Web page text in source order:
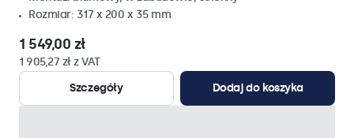
Rozmiar: 317 x 200 x 35 mm
1 549,00 zł
1 905,27 zł z VAT
Szczegóły
Dodaj do koszyka